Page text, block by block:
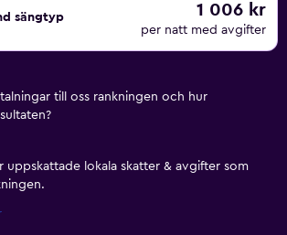
sängtyp 1 006 kr
per natt med avgifter
till oss rankningen och hur
uppskattade lokala skatter & avgifter som